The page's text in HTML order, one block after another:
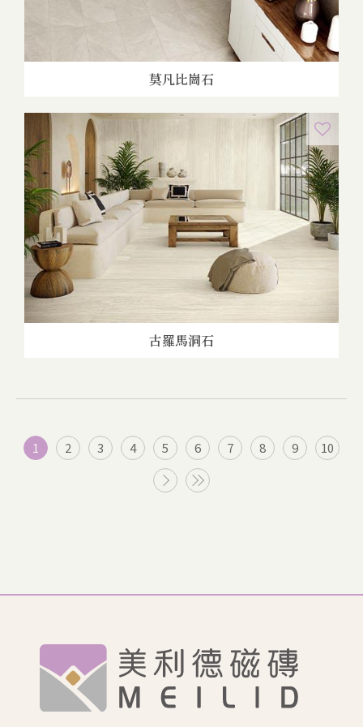
莫凡比崗石
古羅馬洞石
1 2 3 4 5 6 7 8 9 10